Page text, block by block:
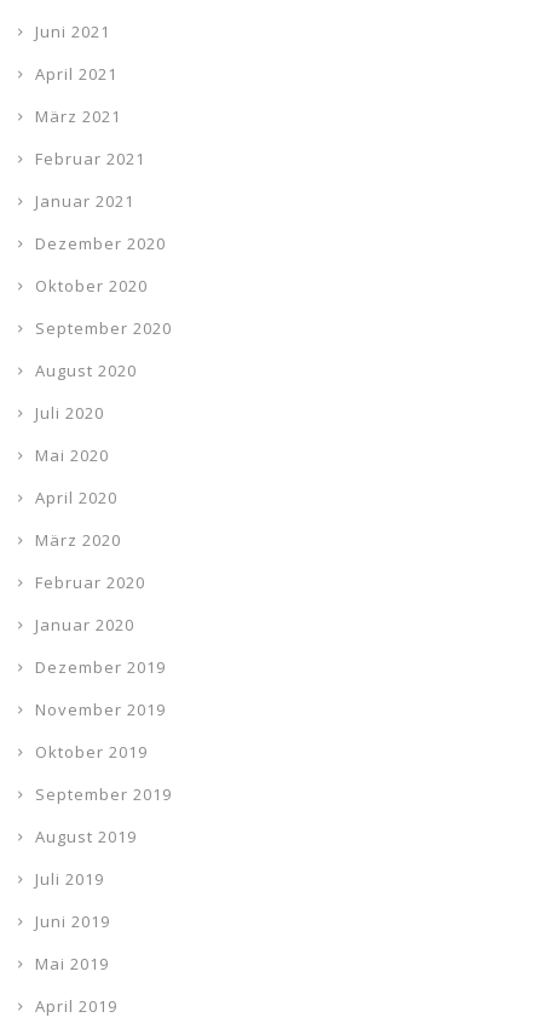
Juni 2021
April 2021
März 2021
Februar 2021
Januar 2021
Dezember 2020
Oktober 2020
September 2020
August 2020
Juli 2020
Mai 2020
April 2020
März 2020
Februar 2020
Januar 2020
Dezember 2019
November 2019
Oktober 2019
September 2019
August 2019
Juli 2019
Juni 2019
Mai 2019
April 2019